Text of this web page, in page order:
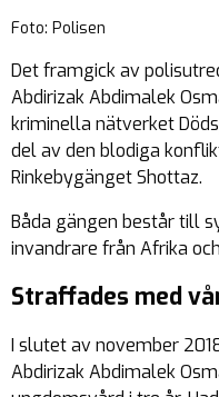
Foto: Polisen
Det framgick av
Abdirizak Abdimalek
kriminella nätverket
del av den blodiga
Rinkebygänget Shottaz.
Båda gängen består till
invandrare från Afrika
Straffades med
I slutet av november
Abdirizak Abdimalek